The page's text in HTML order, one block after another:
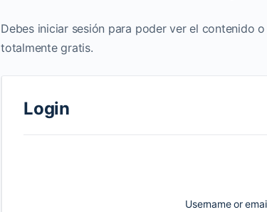
Debes iniciar sesión para poder ver el contenido
totalmente gratis.
Login
Username or